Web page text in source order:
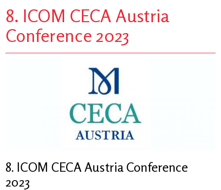
8. ICOM CECA Austria
Conference 2023
8. ICOM CECA Austria Conference
2023